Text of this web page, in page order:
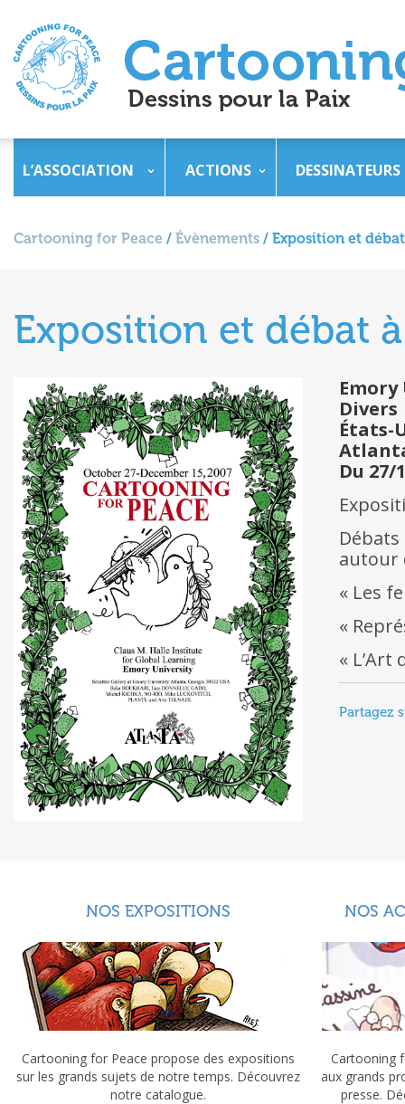
L’ASSOCIATION ACTIONS DESSINATEURS
Cartooning for Peace / Évènements / Exposition et
Exposition et débat
Divers
États-
Du 27/
autour
« Les
«
« L’Art
Partagez
NOS EXPOSITIONS
Cartooning for Peace propose des expositions
sur les grands sujets de notre temps. Découvrez
notre catalogue.
NOS
Cartooning
aux grands
presse.